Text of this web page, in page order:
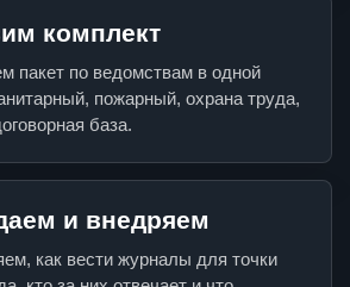
комплект
пакет по ведомствам в одной
пожарный, охрана труда,
база.
и внедряем
как вести журналы для точки